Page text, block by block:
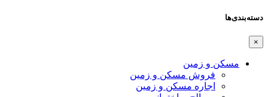
دسته‌بندی‌ها
×
مسکن و زمین
فروش مسکن و زمین
اجاره مسکن و زمین